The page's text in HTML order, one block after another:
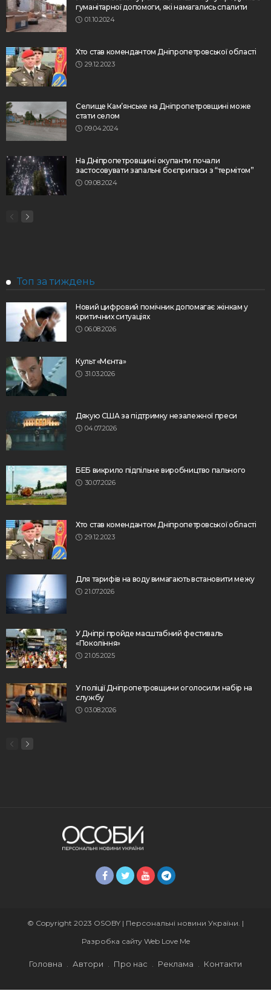
гуманітарної допомоги, які намагались спалити
01.10.2024
Хто став комендантом Дніпропетровської області
29.12.2023
Селище Кам’янське на Дніпропетровщині може
стати селом
09.04.2024
На Дніпропетровщині окупанти почали
застосовувати запальні боєприпаси з “термітом”
09.08.2024
Топ за тиждень
Новий цифровий помічник допомагає жінкам у
критичних ситуаціях
06.08.2026
Культ «Мєнта»
31.03.2026
Дякую США за підтримку незалежної преси
04.07.2026
БЕБ викрило підпільне виробництво пального
30.07.2026
Хто став комендантом Дніпропетровської області
29.12.2023
Для тарифів на воду вимагають встановити межу
21.07.2026
У Дніпрі пройде масштабний фестиваль
«Покоління»
21.05.2025
У поліції Дніпропетровщини оголосили набір на
службу
03.08.2026
© Copyright 2023 OSOBY | Персональні новини України. |
Разробка сайтуWeb Love Me
Головна Автори Про нас Реклама Контакти